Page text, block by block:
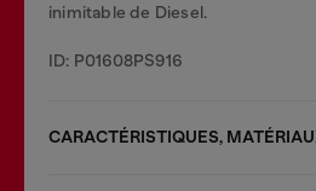
inimitable de Diesel.
ID: P01608PS916
CARACTÉRISTIQUES,